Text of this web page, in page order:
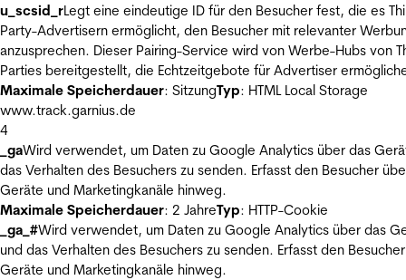
u_scsid_rLegt eine eindeutige ID für den Besucher fest, die es
Party-Advertisern ermöglicht, den Besucher mit relevanter
anzusprechen. Dieser Pairing-Service wird von Werbe-Hubs von
Parties bereitgestellt, die Echtzeitgebote für Advertiser
Maximale Speicherdauer: SitzungTyp: HTML Local Storage
www.track.garnius.de
4
_gaWird verwendet, um Daten zu Google Analytics über das
das Verhalten des Besuchers zu senden. Erfasst den Besucher
Geräte und Marketingkanäle hinweg.
Maximale Speicherdauer: 2 JahreTyp: HTTP-Cookie
_ga_#Wird verwendet, um Daten zu Google Analytics über das
und das Verhalten des Besuchers zu senden. Erfasst den
Geräte und Marketingkanäle hinweg.